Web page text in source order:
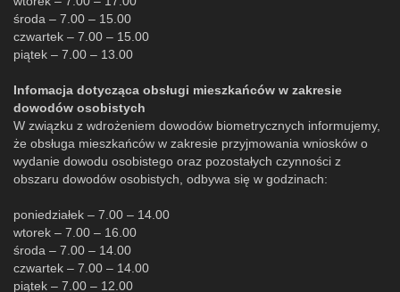
środa – 7.00 – 15.00
czwartek – 7.00 – 15.00
piątek – 7.00 – 13.00
Infomacja dotycząca obsługi mieszkańców w zakresie
dowodów osobistych
W związku z wdrożeniem dowodów biometrycznych informujemy,
że obsługa mieszkańców w zakresie przyjmowania wniosków o
wydanie dowodu osobistego oraz pozostałych czynności z
obszaru dowodów osobistych, odbywa się w godzinach:
poniedziałek – 7.00 – 14.00
wtorek – 7.00 – 16.00
środa – 7.00 – 14.00
czwartek – 7.00 – 14.00
piątek – 7.00 – 12.00